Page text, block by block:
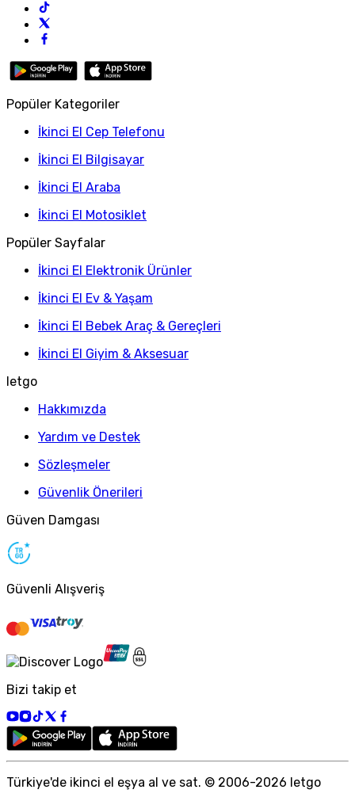
Popüler Kategoriler
İkinci El Cep Telefonu
İkinci El Bilgisayar
İkinci El Araba
İkinci El Motosiklet
Popüler Sayfalar
İkinci El Elektronik Ürünler
İkinci El Ev & Yaşam
İkinci El Bebek Araç & Gereçleri
İkinci El Giyim & Aksesuar
letgo
Hakkımızda
Yardım ve Destek
Sözleşmeler
Güvenlik Önerileri
Güven Damgası
Güvenli Alışveriş
Bizi takip et
Türkiye'de ikinci el eşya al ve sat. © 2006-2026 letgo